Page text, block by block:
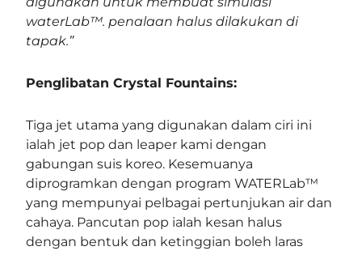
waterLab™. penalaan halus dilakukan di
tapak.”
Penglibatan Crystal Fountains:
Tiga jet utama yang digunakan dalam ciri ini
ialah jet pop dan leaper kami dengan
gabungan suis koreo. Kesemuanya
diprogramkan dengan program WATERLab™
yang mempunyai pelbagai pertunjukan air dan
cahaya. Pancutan pop ialah kesan halus
dengan bentuk dan ketinggian boleh laras